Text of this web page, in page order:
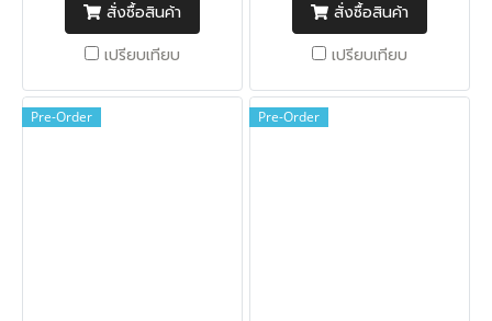
สั่งซื้อสินค้า
เปรียบเทียบ
สั่งซื้อสินค้า
เปรียบเทียบ
Pre-Order Pre-Order